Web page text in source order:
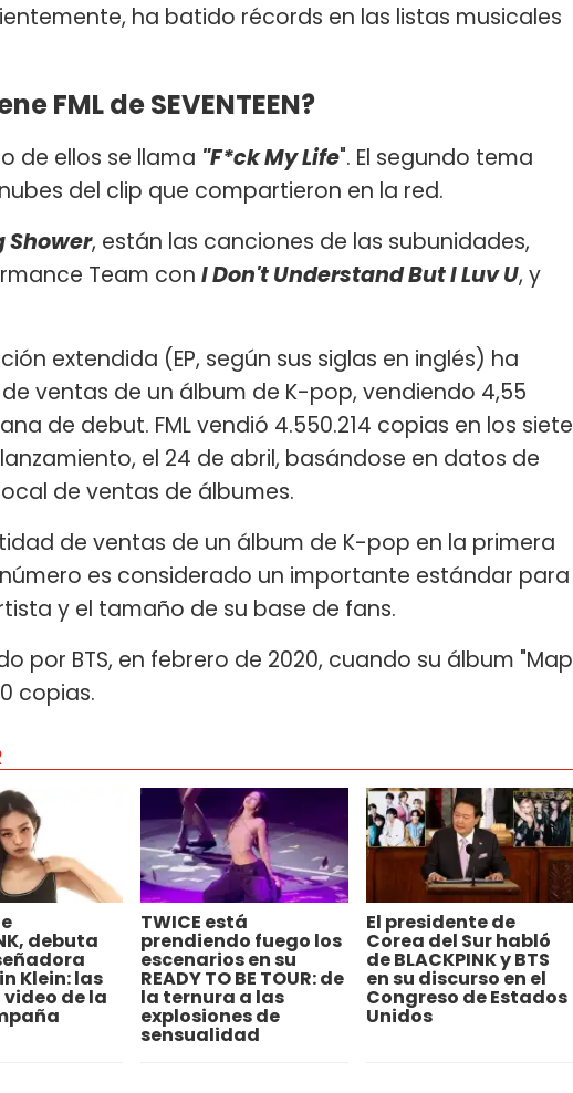
ha batido récords en las listas musicales
FML de SEVENTEEN?
de ellos se llama "F*ck My Life". El segundo tema
del clip que compartieron en la red.
Shower, están las canciones de las subunidades,
Team con I Don't Understand But I Luv U, y
extendida (EP, según sus siglas en inglés) ha
ventas de un álbum de K-pop, vendiendo 4,55
de debut. FML vendió 4.550.214 copias en los siete
el 24 de abril, basándose en datos de
de ventas de álbumes.
de ventas de un álbum de K-pop en la primera
es considerado un importante estándar para
y el tamaño de su base de fans.
por BTS, en febrero de 2020, cuando su álbum "Map
copias.
debuta
Klein: las
de la
TWICE está
prendiendo fuego los
escenarios en su
READY TO BE TOUR: de
la ternura a las
explosiones de
sensualidad
El presidente de
Corea del Sur habló
de BLACKPINK y BTS
en su discurso en el
Congreso de Estados
Unidos